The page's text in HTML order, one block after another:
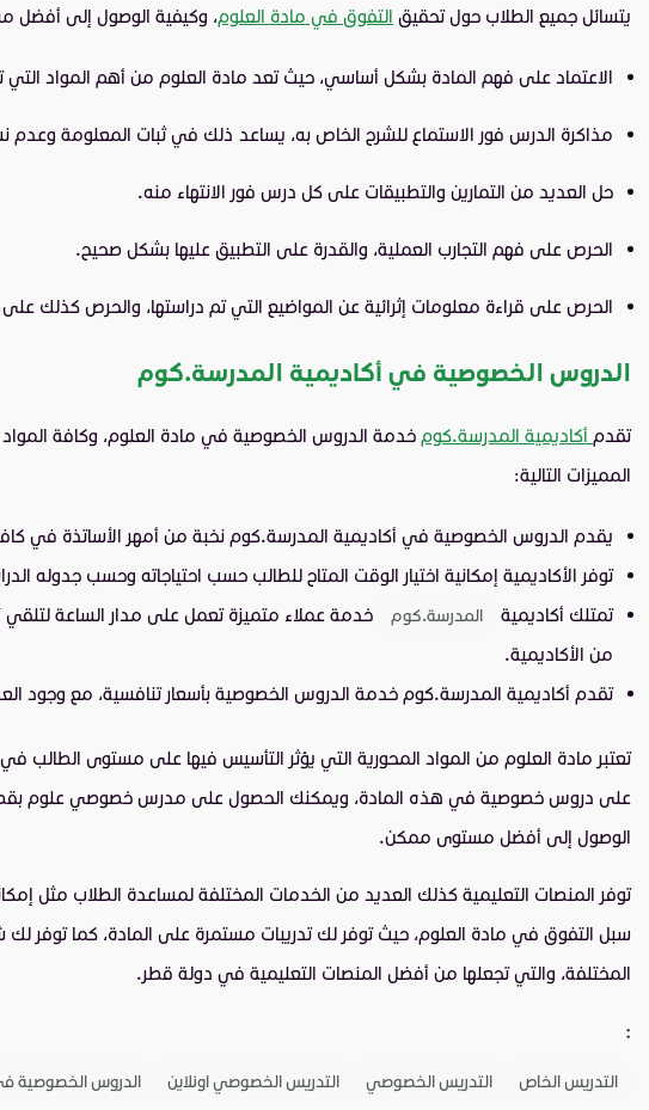
يتسائل جميع الطلاب حول تحقيق التفوق في مادة العلوم، وكيفية الوصول إلى أفضل
الاعتماد على فهم المادة بشكل أساسي، حيث تعد مادة العلوم من أهم المواد التي
مذاكرة الدرس فور الاستماع للشرح الخاص به، يساعد ذلك في ثبات المعلومة وعدم
حل العديد من التمارين والتطبيقات على كل درس فور الانتهاء منه.
الحرص على فهم التجارب العملية، والقدرة على التطبيق عليها بشكل صحيح.
الحرص على قراءة معلومات إثرائية عن المواضيع التي تم دراستها، والحرص كذلك
الدروس الخصوصية في أكاديمية المدرسة.كوم
تقدم أكاديمية المدرسة.كوم خدمة الدروس الخصوصية في مادة العلوم، وكافة
المميزات التالية:
يقدم الدروس الخصوصية في أكاديمية المدرسة.كوم نخبة من أمهر الأساتذة في
توفر الأكاديمية إمكانية اختيار الوقت المتاح للطالب حسب احتياجاته وحسب جدوله
تمتلك أكاديمية
المدرسة.كوم
خدمة عملاء متميزة تعمل على مدار الساعة لتلقي
من الأكاديمية.
تقدم أكاديمية المدرسة.كوم خدمة الدروس الخصوصية بأسعار تنافسية، مع وجود
تعتبر مادة العلوم من المواد المحورية التي يؤثر التأسيس فيها على مستوى الطالب
على دروس خصوصية في هذه المادة، ويمكنك الحصول على مدرس خصوصي علوم بقطر
الوصول إلى أفضل مستوى ممكن.
توفر المنصات التعليمية كذلك العديد من الخدمات المختلفة لمساعدة الطلاب مثل
سبل التفوق في مادة العلوم، حيث توفر لك تدريبات مستمرة على المادة، كما توفر
المختلفة، والتي تجعلها من أفضل المنصات التعليمية في دولة قطر.
:
التدريس الخاص التدريس الخصوصي التدريس الخصوصي اونلاين الدروس الخصوصية